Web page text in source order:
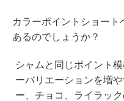
カラーポイントショー
あるのでしょうか？
シャムと同じポイント
ーバリエーションを増
ー、チョコ、ライラッ